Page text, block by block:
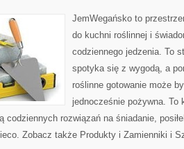
JemWegańsko to
do kuchni roślinnej i
codziennego jedzenia. To
spotyka się z wygodą, a
roślinne gotowanie może
jednocześnie pożywna. To
codziennych rozwiązań na śniadanie,
Zobacz także Produkty i Zamienniki i